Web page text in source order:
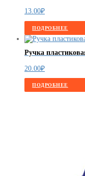
13.00₽
ПОДРОБНЕЕ
Ручка
20.00₽
ПОДРОБНЕЕ